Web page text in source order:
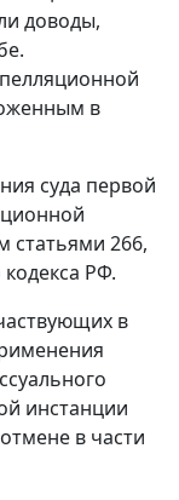
доводы,
в
суда первой
статьями 266,
РФ.
в
инстанции
в части